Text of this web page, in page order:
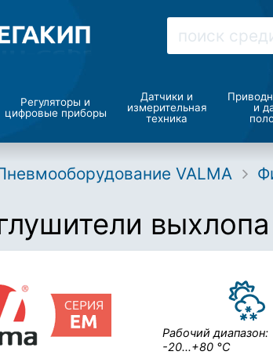
Регуляторы и
цифровые приборы
Датчики и
измерительная
техника
и
VALMA
Рабочий диапазон:
-20…+80 °С